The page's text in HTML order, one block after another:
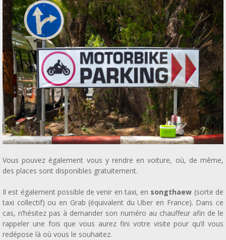
Vous pouvez également vous y rendre en voiture, où, de même,
des places sont disponibles gratuitement.
Il est également possible de venir en taxi, en songthaew (sorte de
taxi collectif) ou en Grab (équivalent du Uber en France). Dans ce
cas, n’hésitez pas à demander son numéro au chauffeur afin de le
rappeler une fois que vous aurez fini votre visite pour qu’il vous
redépose là où vous le souhaitez.